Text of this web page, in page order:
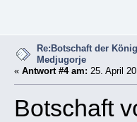
Re:Botschaft der
Medjugorje
« Antwort #4 am: 25. April
Botschaft